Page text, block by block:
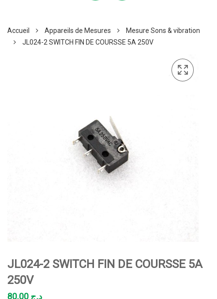
Accueil Appareils de Mesures
Mesure Sons & vibration
JL024-2 SWITCH FIN DE COURSSE 5A 250V
JL024-2 SWITCH FIN DE COURSSE 5A
250V
د.ج